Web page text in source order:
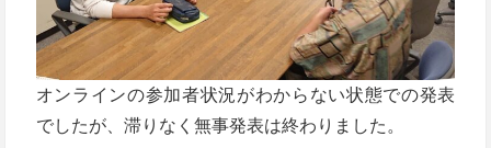
オンラインの参加者状況がわからない状態での発表
でしたが、滞りなく無事発表は終わりました。